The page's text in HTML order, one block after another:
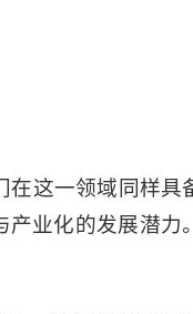
这一领域同样具
业化的发展潜力